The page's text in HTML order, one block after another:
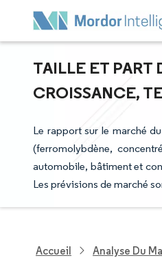
TAILLE ET PART
CROISSANCE,
Le rapport sur le marché
(ferromolybdène,
automobile, bâtiment et
Les prévisions de marché
Accueil Analyse Du